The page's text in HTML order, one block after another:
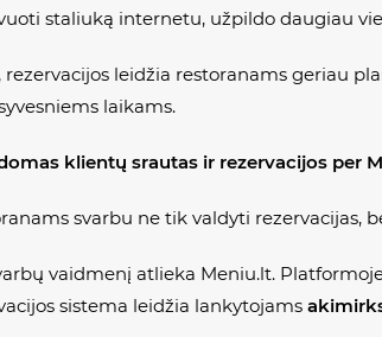
staliuką internetu, užpildo daugiau
rezervacijos leidžia restoranams geriau
laikams.
klientų srautas ir rezervacijos per
svarbu ne tik valdyti rezervacijas,
vaidmenį atlieka Meniu.lt.
sistema leidžia lankytojams